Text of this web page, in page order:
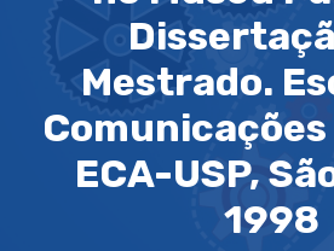
Mestrado.
ECA-USP,
1998